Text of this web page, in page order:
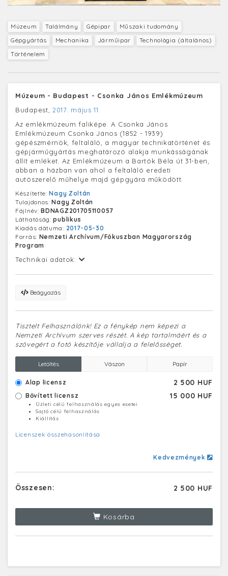
Múzeum Találmány Gépipar
Műszaki tudomány
Gépgyártás
Mechanika Járműipar
Technológia (általános)
Történelem
Múzeum - Budapest - Csonka János Emlékmúzeum
Budapest, 2017. május 11.
Az emlékmúzeum faliképe. A Csonka János
Emlékmúzeum Csonka János (1852 - 1939)
gépészmérnök, feltaláló, a magyar technikatörténet és
gépjárműgyártás meghatározó alakja munkásságának
állít emléket. Az Emlékmúzeum a Bartók Béla út 31-ben,
abban a házban van ahol a feltaláló eredeti
autószerelő műhelye majd gépgyára működött.
Készítette:Nagy Zoltán
Tulajdonos:Nagy Zoltán
Fájlnév:BDNAGZ201705110057
Láthatóság:publikus
Kiadás dátuma: 2017-05-30
Forrás: Nemzeti Archívum/Fókuszban Magyarország
Program
Technikai adatok:
Beágyazás
Tisztelt Felhasználónk! Ez a fénykép nem képezi a
Nemzeti Archívum szerves részét. A kép tartalmáért és a
szövegért a fotó készítője vállalja a felelősséget.
Letöltés Vászon Papír
Alap licensz 2 500 HUF
Bővített licensz 15 000 HUF
Üzleti célú felhasználás egyes esetei
Sajtó célú felhasználás
Kiállítás
Licenszek összehasonlítása
Kedvezmények
Összesen: 2 500 HUF
Kosárba